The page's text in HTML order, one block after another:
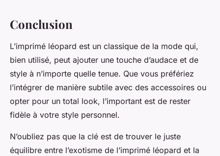
Conclusion
L’imprimé léopard est un classique de la mode qui,
bien utilisé, peut ajouter une touche d’audace et de
style à n’importe quelle tenue. Que vous préfériez
l’intégrer de manière subtile avec des accessoires ou
opter pour un total look, l’important est de rester
fidèle à votre style personnel.
N’oubliez pas que la clé est de trouver le juste
équilibre entre l’exotisme de l’imprimé léopard et la